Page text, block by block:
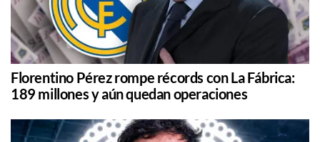
Florentino Pérez rompe récords con La Fábrica:
189 millones y aún quedan operaciones